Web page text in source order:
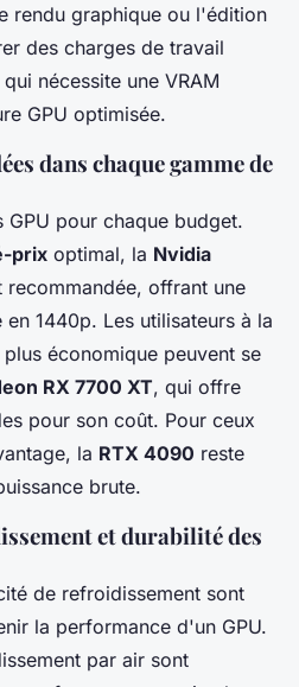
rendu graphique ou l'édition
des charges de travail
nécessite une VRAM
GPU optimisée.
dans chaque gamme de
pour chaque budget.
prix optimal, la Nvidia
recommandée, offrant une
1440p. Les utilisateurs à la
économique peuvent se
RX 7700 XT, qui offre
pour son coût. Pour ceux
la RTX 4090 reste
brute.
et durabilité des
de refroidissement sont
la performance d'un GPU.
par air sont